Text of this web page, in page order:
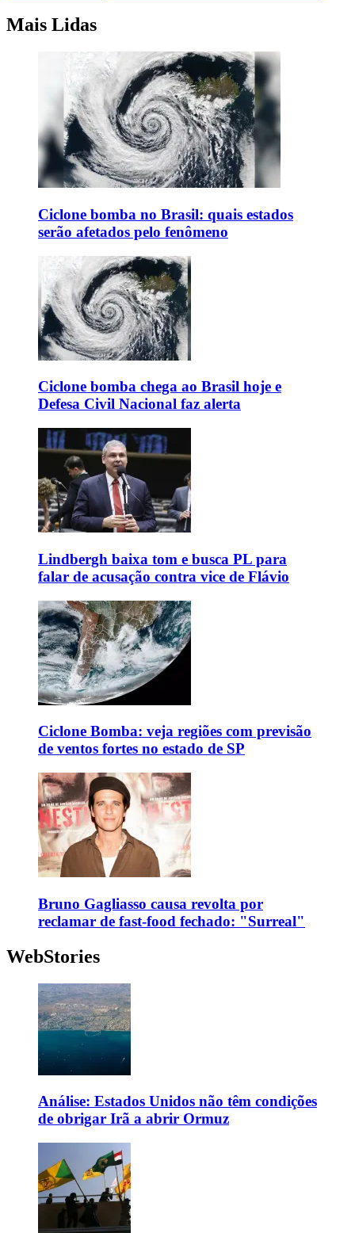
Mais Lidas
Ciclone bomba no Brasil: quais estados
serão afetados pelo fenômeno
Ciclone bomba chega ao Brasil hoje e
Defesa Civil Nacional faz alerta
Lindbergh baixa tom e busca PL para
falar de acusação contra vice de Flávio
Ciclone Bomba: veja regiões com previsão
de ventos fortes no estado de SP
Bruno Gagliasso causa revolta por
reclamar de fast-food fechado: "Surreal"
WebStories
Análise: Estados Unidos não têm condições
de obrigar Irã a abrir Ormuz